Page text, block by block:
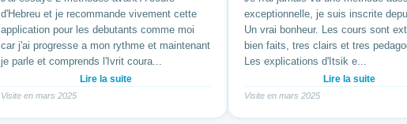
d'Hebreu et je recommande vivement cette
application pour les debutants comme moi
car j'ai progresse a mon rythme et maintenant
je parle et comprends l'Ivrit coura...
Lire la suite
Visite en mars 2025
exceptionnelle, je suis inscrite
Un vrai bonheur. Les cours sont
bien faits, tres clairs et tres
Les explications d'Itsik e...
Lire la suite
Visite en mars 2025